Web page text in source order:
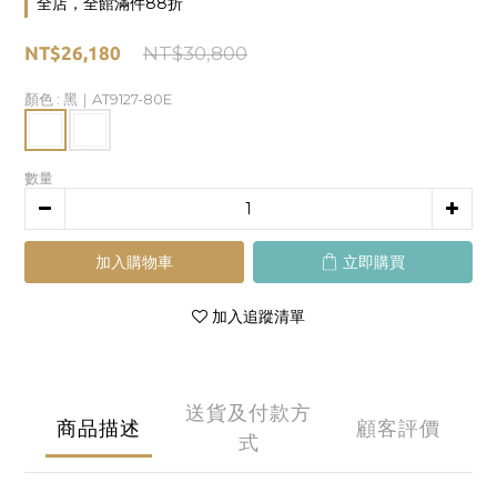
NT$30,800
NT$26,180
顏色 : 黑｜AT9127-80E
數量
加入購物車 立即購買
加入追蹤清單
商品描述
送貨及付款方
式
顧客評價